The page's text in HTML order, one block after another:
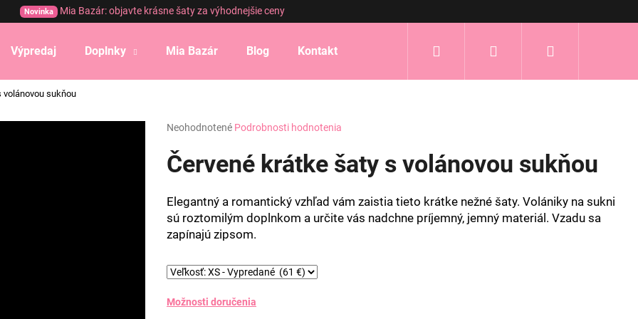
Novinka Mia Bazár: objavte krásne šaty za výhodnejšie ceny
Výpredaj Doplnky Mia Bazár Blog Kontakt Prihlásenie
volánovou sukňou
Priemerné
produktu
je
5
hviezdičiek.
Neohodnotené Podrobnosti hodnotenia
Červené krátke šaty s volánovou sukňou
Elegantný a romantický vzhľad vám zaistia tieto krátke nežné šaty. Volániky na sukni
sú roztomilým doplnkom a určite vás nadchne príjemný, jemný materiál. Vzadu sa
zapínajú zipsom.
Možnosti doručenia
Čo potrebujete nájsť?
HĽADAŤ